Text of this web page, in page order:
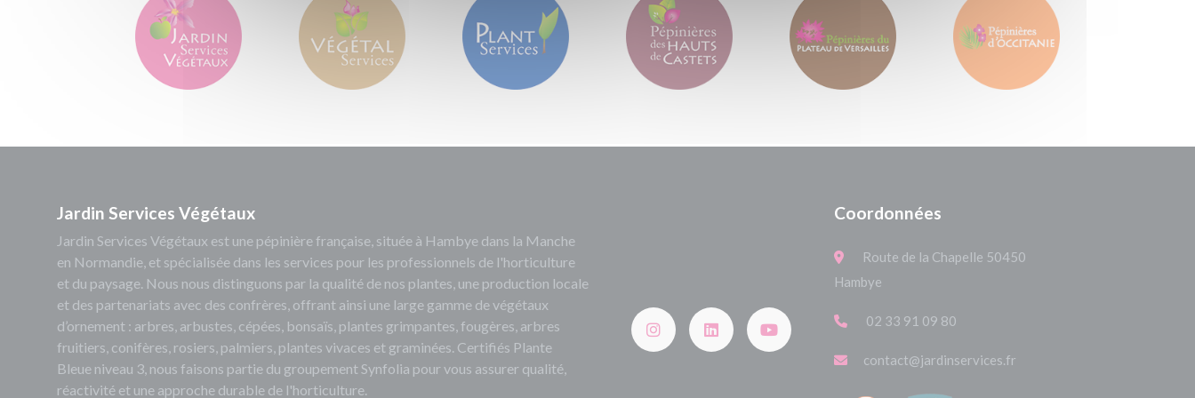
Jardin Services Végétaux
Jardin Services Végétaux est une pépinière française, située à Hambye dans la Manche
en Normandie, et spécialisée dans les services pour les professionnels de l'horticulture
et du paysage. Nous nous distinguons par la qualité de nos plantes, une production locale
et des partenariats avec des confrères, offrant ainsi une large gamme de végétaux
d’ornement : arbres, arbustes, cépées, bonsaïs, plantes grimpantes, fougères, arbres
fruitiers, conifères, rosiers, palmiers, plantes vivaces et graminées. Certifiés Plante
Bleue niveau 3, nous faisons partie du groupement Synfolia pour vous assurer qualité,
réactivité et une approche durable de l'horticulture.
Coordonnées
Route de la Chapelle 50450
Hambye
02 33 91 09 80
contact@jardinservices.fr